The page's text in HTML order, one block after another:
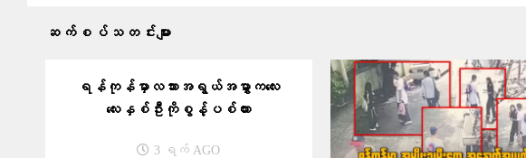
ဆက်စပ်သတင်းများ
ရန်ကုန်မှာလသားအရွယ်အမွှာကလေး
လေးနှစ်ဦးကိုစွန့်ပစ်ထား
3 ရက် AGO